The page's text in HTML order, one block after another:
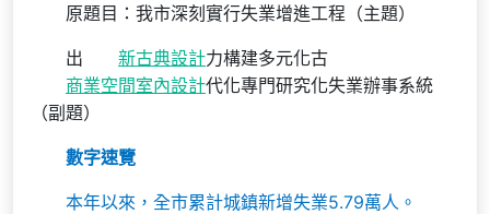
原題目：我市深刻實行失業增進工程（主題）
出 新古典設計力構建多元化古
商業空間室內設計代化專門研究化失業辦事系統
（副題）
數字速覽
本年以來， 全市累計城鎮新增失業5.79萬人。